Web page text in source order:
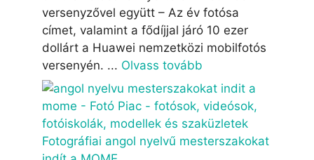
versenyzővel együtt – Az év fotósa
címet, valamint a fődíjjal járó 10 ezer
dollárt a Huawei nemzetközi mobilfotós
versenyén. ... Olvass tovább
Fotográfiai angol nyelvű mesterszakokat